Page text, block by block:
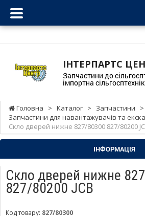
ІНТЕРПАРТС
Запчастини до
імпортна
Головна > Каталог > Запчастини
>
Запчастини для навантажувачів та
Скло дверей нижне 827/80300 827/80200
ІНФОРМАЦІЯ
Скло дверей нижне
827/80200 JCB
Код товару: 827/80300